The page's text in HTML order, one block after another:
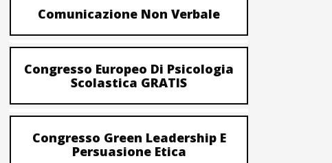
Comunicazione Non Verbale
Congresso Europeo Di Psicologia
Scolastica GRATIS
Congresso Green Leadership E
Persuasione Etica